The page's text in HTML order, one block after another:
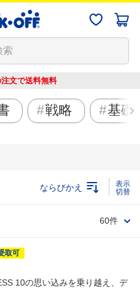
文で送料無料
戦略 基礎
ならびかえ
60件
取可
10の思い込みを乗り越え、デ